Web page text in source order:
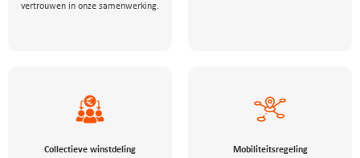
vertrouwen in onze samenwerking.
Collectieve winstdeling
Mobiliteitsregeling